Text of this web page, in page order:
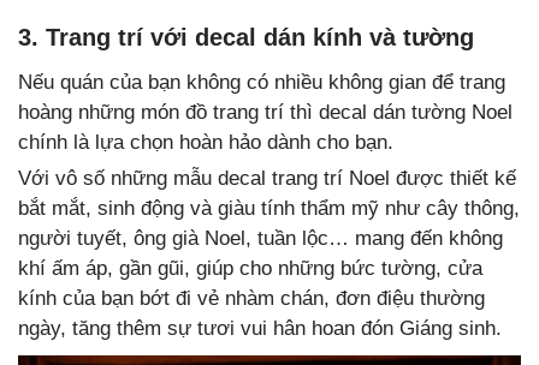
3. Trang trí với decal dán kính và tường
Nếu quán của bạn không có nhiều không gian để trang
hoàng những món đồ trang trí thì decal dán tường Noel
chính là lựa chọn hoàn hảo dành cho bạn.
Với vô số những mẫu decal trang trí Noel được thiết kế
bắt mắt, sinh động và giàu tính thẩm mỹ như cây thông,
người tuyết, ông già Noel, tuần lộc… mang đến không
khí ấm áp, gần gũi, giúp cho những bức tường, cửa
kính của bạn bớt đi vẻ nhàm chán, đơn điệu thường
ngày, tăng thêm sự tươi vui hân hoan đón Giáng sinh.